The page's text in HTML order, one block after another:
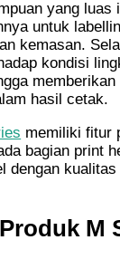
yang luas
untuk
kemasan.
kondisi
hasil cetak.
memiliki fitur
bagian print
dengan
M